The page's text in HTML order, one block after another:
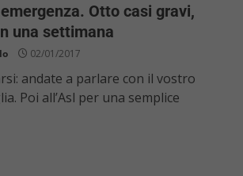
Otto casi gravi,
una settimana
02/01/2017
andate a parlare con il vostro
Poi all’Asl per una semplice